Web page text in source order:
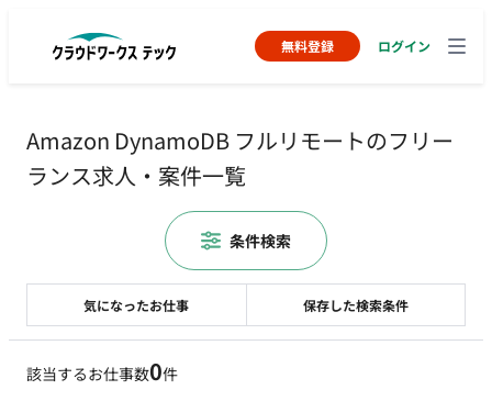
無料登録 ログイン
Amazon DynamoDB フルリモートのフリー
ランス求人・案件一覧
該当するお仕事数0件
気になったお仕事 保存した検索条件
条件検索